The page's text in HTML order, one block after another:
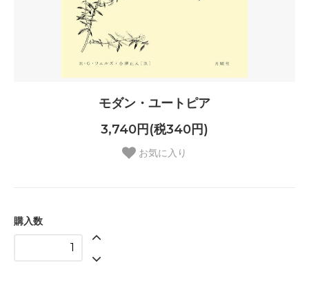
モダン・ユートピア
3,740円(税340円)
お気に入り
購入数